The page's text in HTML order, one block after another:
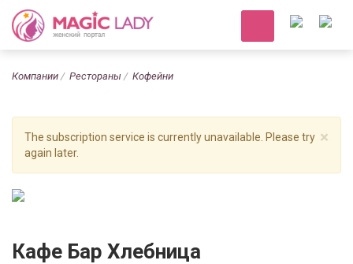
Компании Рестораны Кофейни
×
The subscription service is currently unavailable. Please try
again later.
Кафе Бар Хлебница